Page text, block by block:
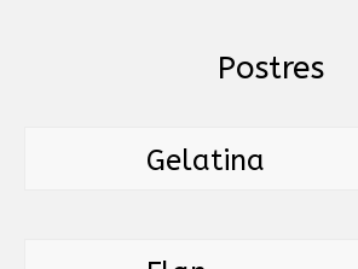
Postres
Gelatina